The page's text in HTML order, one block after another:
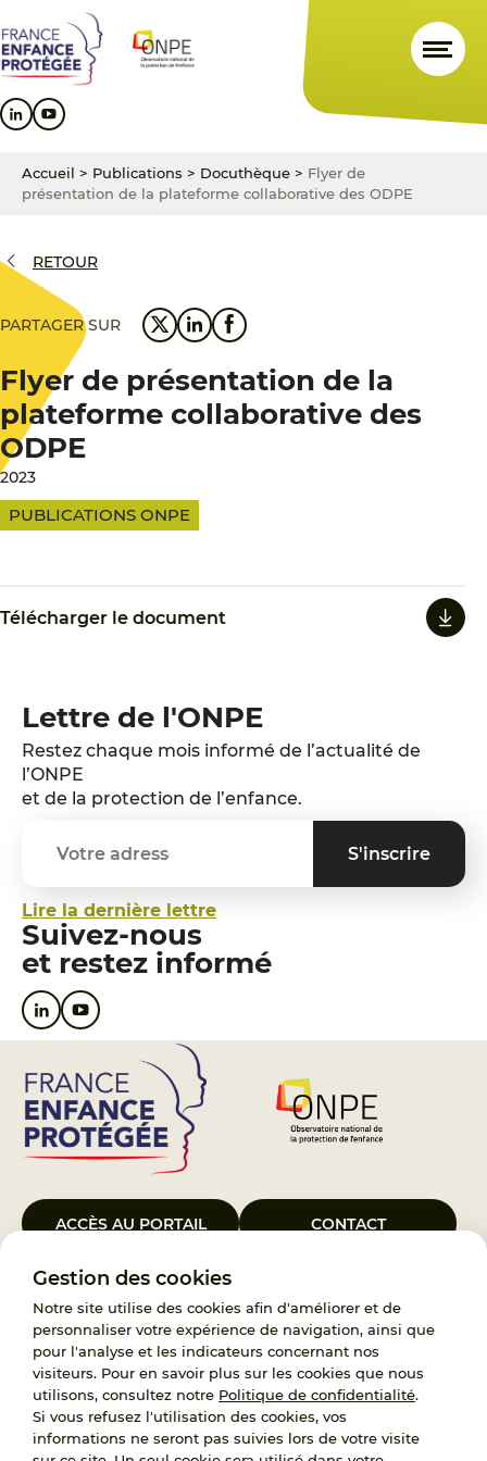
Gestion des cookies
Notre site utilise des cookies afin d'améliorer et de
personnaliser votre expérience de navigation, ainsi que
pour l'analyse et les indicateurs concernant nos
visiteurs. Pour en savoir plus sur les cookies que nous
utilisons, consultez notre Politique de confidentialité.
Si vous refusez l'utilisation des cookies, vos
informations ne seront pas suivies lors de votre visite
au
contenu
principal
au
menu
principal
au
pied
de
Accueil > Publications > Docuthèque > Flyer de
présentation de la plateforme collaborative des ODPE
RETOUR
PARTAGER SUR
Flyer de présentation de la
plateforme collaborative des
ODPE
2023
PUBLICATIONS ONPE
Télécharger le document
Lettre de l'ONPE
Restez chaque mois informé de l’actualité de
l’ONPE
et de la protection de l’enfance.
Lire la dernière lettre
Suivez-nous
et restez informé
ACCÈS AU PORTAIL CONTACT
Le Groupement d’Intérêt Public France Enfance Protégée, créé le 5
janvier 2023, a pour objet d’assurer les missions de service public du
119, d’accompagnement des adoptants et de traitement des
demandes d’accès aux origines personnelles. France Enfance
Protégée est également un observatoire et une ressource pour
l’ensemble des professionnels, ainsi qu’un appui à l’élaboration de la
politique publique à travers le soutien à l’activité des conseils
nationaux.